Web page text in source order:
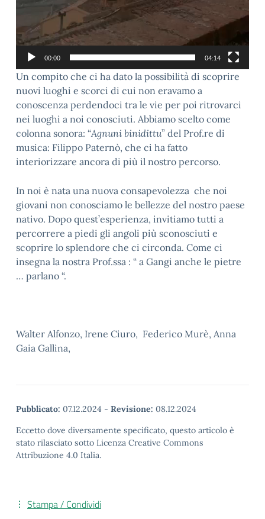
00:00 04:14
Un compito che ci ha dato la possibilità di scoprire
nuovi luoghi e scorci di cui non eravamo a
conoscenza perdendoci tra le vie per poi ritrovarci
nei luoghi a noi conosciuti. Abbiamo scelto come
colonna sonora: “Agnuni binidittu” del Prof.re di
musica: Filippo Paternò, che ci ha fatto
interiorizzare ancora di più il nostro percorso.
In noi è nata una nuova consapevolezza che noi
giovani non conosciamo le bellezze del nostro paese
nativo. Dopo quest’esperienza, invitiamo tutti a
percorrere a piedi gli angoli più sconosciuti e
scoprire lo splendore che ci circonda. Come ci
insegna la nostra Prof.ssa : “ a Gangi anche le pietre
… parlano “.
Walter Alfonzo, Irene Ciuro, Federico Murè, Anna
Gaia Gallina,
Pubblicato: 07.12.2024 - Revisione: 08.12.2024
Eccetto dove diversamente specificato, questo articolo è
stato rilasciato sotto Licenza Creative Commons
Attribuzione 4.0 Italia.
Stampa / Condividi